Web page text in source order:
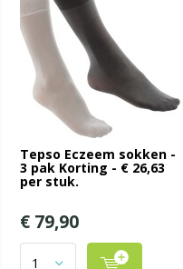
Tepso Eczeem sokken -
3 pak Korting - € 26,63
per stuk.
€ 79,90